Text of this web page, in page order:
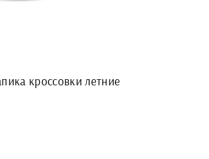
кроссовки летние